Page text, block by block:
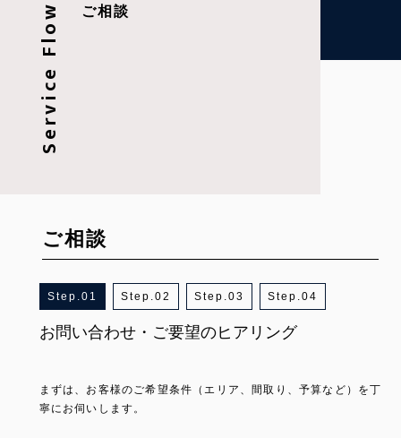
Service Flow ご相談
ご相談
1 2 3 4
お問い合わせ・ご要望のヒアリング
まずは、お客様のご希望条件（エリア、間取り、予算など）を丁
寧にお伺いします。
物件のご提案・情報提供
ヒアリング内容に基づき、条件に合った賃貸物件をご提案。写真
や周辺環境などの詳細情報もあわせてご案内します。
内見・条件調整
気になる物件があれば現地見学へ。必要に応じて家賃や契約条件
などの調整もサポートします。
ご契約・アフターサポート
物件が決まりましたら、契約手続きへと進みます。入居に関する
ご質問にも丁寧に対応し、入居後のご相談や設備トラブル、契約